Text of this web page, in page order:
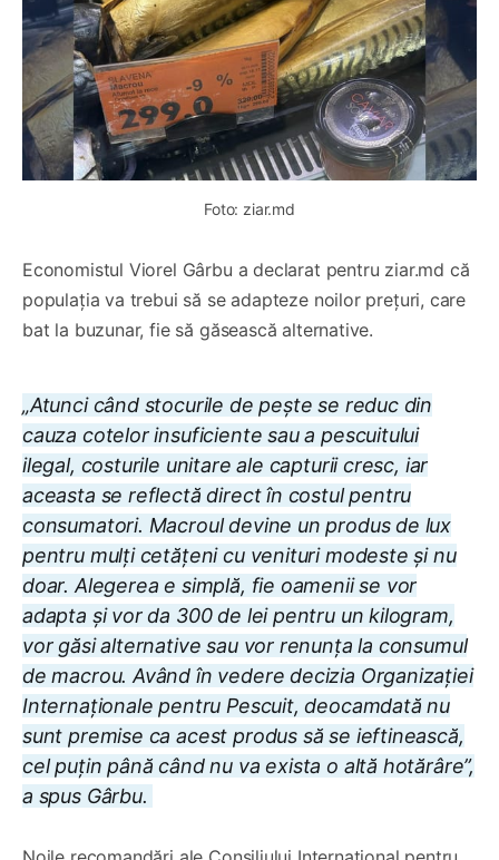
Foto: ziar.md
Economistul Viorel Gârbu a declarat pentru ziar.md că
populația va trebui să se adapteze noilor prețuri, care
bat la buzunar, fie să găsească alternative.
„Atunci când stocurile de peşte se reduc din
cauza cotelor insuficiente sau a pescuitului
ilegal, costurile unitare ale capturii cresc, iar
aceasta se reflectă direct în costul pentru
consumatori. Macroul devine un produs de lux
pentru mulți cetățeni cu venituri modeste și nu
doar. Alegerea e simplă, fie oamenii se vor
adapta și vor da 300 de lei pentru un kilogram,
vor găsi alternative sau vor renunța la consumul
de macrou. Având în vedere decizia Organizației
Internaționale pentru Pescuit, deocamdată nu
sunt premise ca acest produs să se ieftinească,
cel puțin până când nu va exista o altă hotărâre”,
a spus Gârbu.